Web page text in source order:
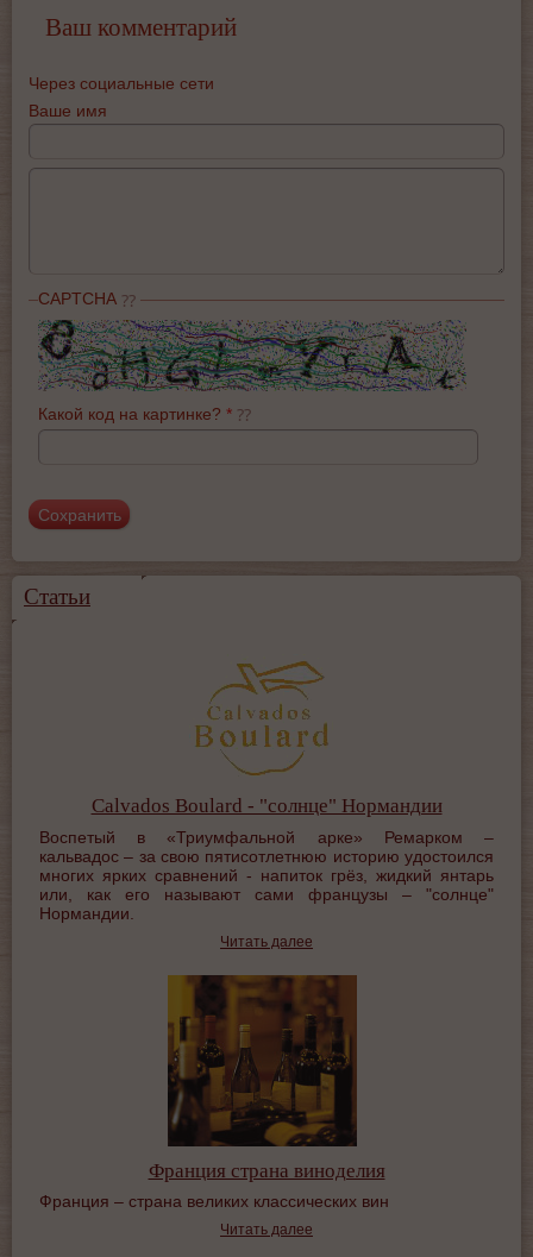
Ваш комментарий
Через социальные сети
Ваше имя
CAPTCHA
Какой код на картинке? *
Статьи
Calvados Boulard - "солнце" Нормандии
Воспетый в «Триумфальной арке» Ремарком –
кальвадос – за свою пятисотлетнюю историю удостоился
многих ярких сравнений - напиток грёз, жидкий янтарь
или, как его называют сами французы – "солнце"
Нормандии.
Читать далее
Франция страна виноделия
Франция – страна великих классических вин
Читать далее